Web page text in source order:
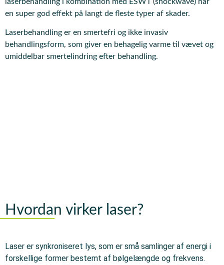
en super god effekt på langt de fleste typer af skader.
Laserbehandling er en smertefri og ikke invasiv
behandlingsform, som giver en behagelig varme til vævet og
umiddelbar smertelindring efter behandling.
Hvordan virker laser?
Laser er synkroniseret lys, som er små samlinger af energi i
forskellige former bestemt af bølgelængde og frekvens.